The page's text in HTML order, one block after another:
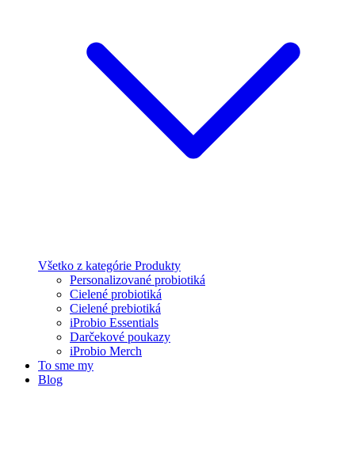
Všetko z kategórie Produkty
Personalizované probiotiká
Cielené probiotiká
Cielené prebiotiká
iProbio Essentials
Darčekové poukazy
iProbio Merch
To sme my
Blog